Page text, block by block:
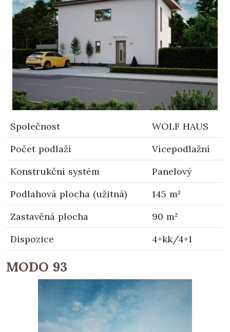
Společnost
WOLF HAUS
Počet podlaží
Vícepodlažní
Konstrukční systém
Panelový
Podlahová plocha (užitná)
145 m²
Zastavěná plocha
90 m²
Dispozice
4+kk/4+1
MODO 93